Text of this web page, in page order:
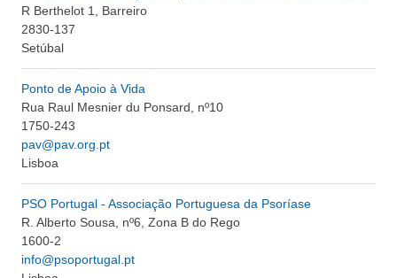
R Berthelot 1, Barreiro
2830-137
Setúbal
Ponto de Apoio à Vida
Rua Raul Mesnier du Ponsard, nº10
1750-243
pav@pav.org.pt
Lisboa
PSO Portugal - Associação Portuguesa da Psoríase
R. Alberto Sousa, nº6, Zona B do Rego
1600-2
info@psoportugal.pt